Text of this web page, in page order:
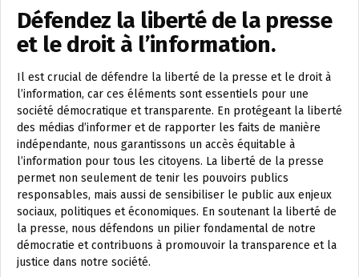
Défendez la liberté de la presse
et le droit à l’information.
Il est crucial de défendre la liberté de la presse et le droit à
l’information, car ces éléments sont essentiels pour une
société démocratique et transparente. En protégeant la liberté
des médias d’informer et de rapporter les faits de manière
indépendante, nous garantissons un accès équitable à
l’information pour tous les citoyens. La liberté de la presse
permet non seulement de tenir les pouvoirs publics
responsables, mais aussi de sensibiliser le public aux enjeux
sociaux, politiques et économiques. En soutenant la liberté de
la presse, nous défendons un pilier fondamental de notre
démocratie et contribuons à promouvoir la transparence et la
justice dans notre société.